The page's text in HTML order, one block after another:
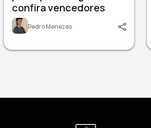
confira vencedores
Pedro Menezes